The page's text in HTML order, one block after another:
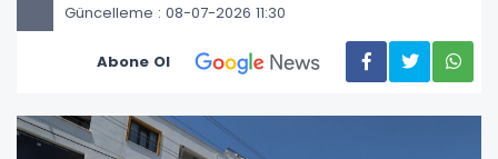
Güncelleme : 08-07-2026 11:30
Abone Ol